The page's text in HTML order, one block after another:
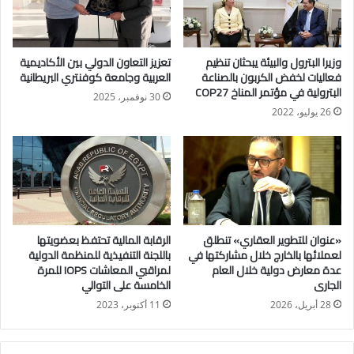
الاجتماعي، والدكتورة ندى ألفي رئيس مجلس أمناء مؤسسة ويل
سبرنج للتنمية الاجتماعية، وخالد فوزي رئيس مجلس إدارة شركة
ويل سبرنج لتنمية الأسرة والشباب.
ويهدف بروتوكول التعاون إلى العمل المشترك على أربعة محاور
لتنمية الأسرة، حيث تعزيز استقرار وتماسك الأسرة وحمايتها من
لضمان تنشئتهم السليمة ودعم الأسر من خلال أنشطة متنوعة تهدف
إلى تحسين جودة الحياة.
كما سيعمل على محور تطوير مؤسسات الرعاية الاجتماعية لرفع
كفاءة العاملين بدور الرعاية الاجتماعية لأبناء مصر والمسنين، وتحفيز
مقدمي الرعاية وتنمية قدراتهم على تنفيذ البرامج المهنية وتطبيق
مباديء الحوكمة وتحفيز المشاركة المجتمعية وإدارة الموارد بشكل
فعال وتصميم وتنفيذ برامج اجتماعية وتثقيفية ومهنية لتعزيز التسويق
المجتمعي والمشاركة.
وزيرا البترول والبيئة يبحثان تنظيم
فعاليات لخفض الكربون بالصناعة
البترولية في مؤتمر المناخ COP27
26 يوليو، 2022
تعزيز التعاون الدولي بين الأكاديمية
العربية وجامعة كوفنتري البريطانية
30 نوفمبر، 2025
«عنوان للتطوير العقاري» تنطلق
لعملائها بالخارج خلال مشاركتها في
عدة معارض دولية خلال العام
الجارى
28 أبريل، 2026
الرقابة المالية تحتفظ بعضويتها
باللجنة التنفيذية للمنظمة الدولية
لمراقبي المعاشات IOPS للمرة
الخامسة على التوالي
11 أكتوبر، 2023